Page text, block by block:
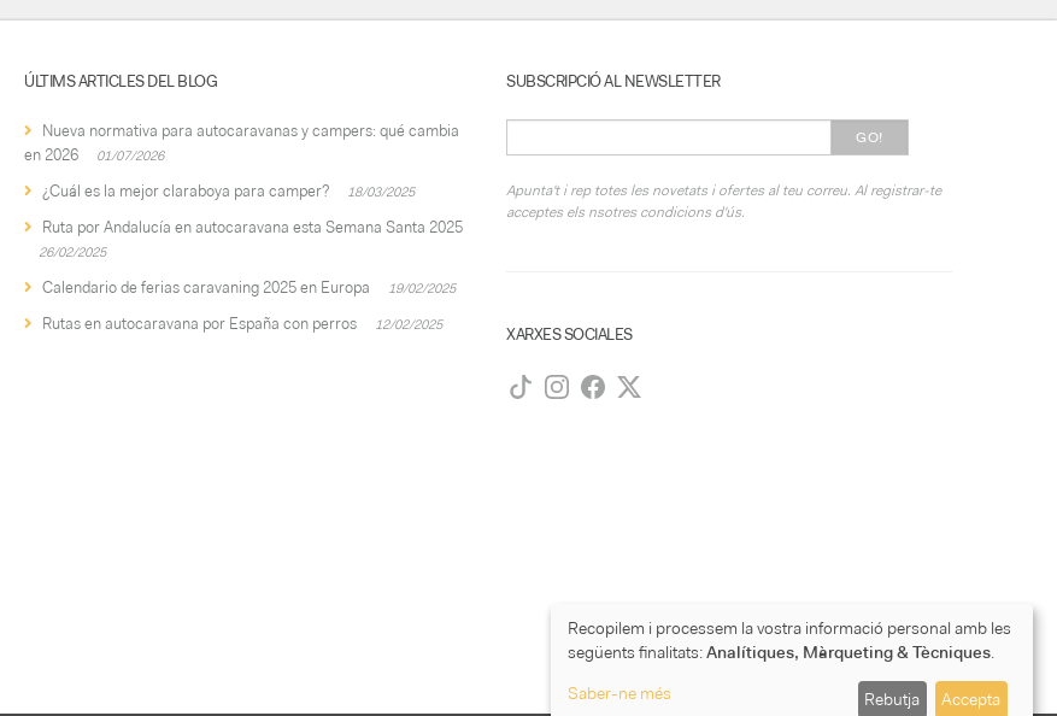
ÚLTIMS ARTICLES DEL BLOG
Nueva normativa para autocaravanas y campers: qué cambia
en 2026
01/07/2026
¿Cuál es la mejor claraboya para camper? 18/03/2025
Ruta por Andalucía en autocaravana esta Semana Santa 2025
26/02/2025
Calendario de ferias caravaning 2025 en Europa 19/02/2025
Rutas en autocaravana por España con perros 12/02/2025
SUBSCRIPCIÓ AL NEWSLETTER
GO!
Apunta't i rep totes les novetats i ofertes al teu correu. Al registrar-te
acceptes els nsotres condicions d'ús.
XARXES SOCIALES
Recopilem i processem la vostra informació personal amb les
següents finalitats:Analítiques, Màrqueting & Tècniques.
Saber-ne més
Rebutja Accepta